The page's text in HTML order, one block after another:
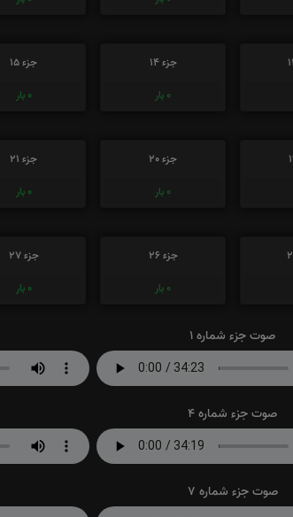
جزء 14
0 بار
جزء 15
0 بار
جزء 20
0 بار
جزء 21
0 بار
جزء 26
0 بار
جزء 27
0 بار
صوت جزء شماره 1
صوت جزء شماره 4
صوت جزء شماره 7